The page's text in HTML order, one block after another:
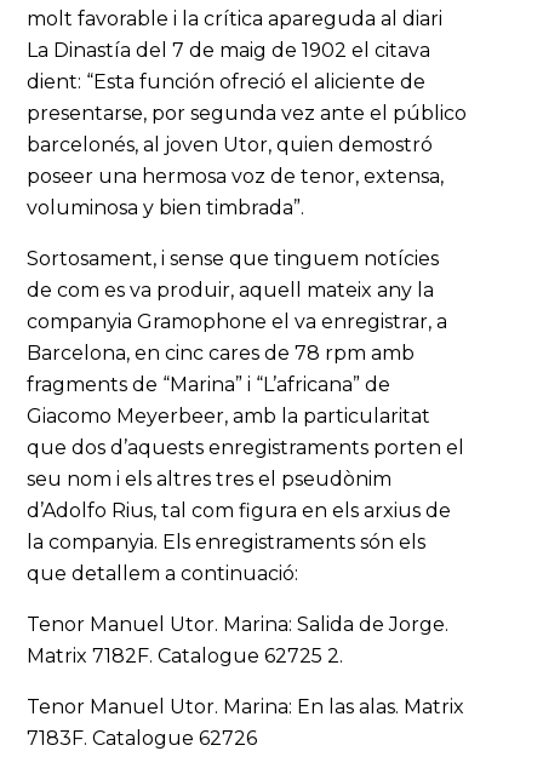
molt favorable i la crítica apareguda al diari
La Dinastía del 7 de maig de 1902 el citava
dient: “Esta función ofreció el aliciente de
presentarse, por segunda vez ante el público
barcelonés, al joven Utor, quien demostró
poseer una hermosa voz de tenor, extensa,
voluminosa y bien timbrada”.
Sortosament, i sense que tinguem notícies
de com es va produir, aquell mateix any la
companyia Gramophone el va enregistrar, a
Barcelona, en cinc cares de 78 rpm amb
fragments de “Marina” i “L’africana” de
Giacomo Meyerbeer, amb la particularitat
que dos d’aquests enregistraments porten el
seu nom i els altres tres el pseudònim
d’Adolfo Rius, tal com figura en els arxius de
la companyia. Els enregistraments són els
que detallem a continuació:
Tenor Manuel Utor. Marina: Salida de Jorge.
Matrix 7182F. Catalogue 62725 2.
Tenor Manuel Utor. Marina: En las alas. Matrix
7183F. Catalogue 62726